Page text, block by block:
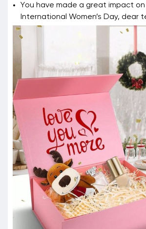
You have made a great impact on
International Women’s Day, dear